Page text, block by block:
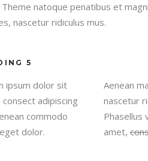
Theme natoque penatibus et
nascetur ridiculus mus.
5
ipsum dolor sit
consect adipiscing
commodo
dolor.
Aenean
nascetur
Phasellus
amet,